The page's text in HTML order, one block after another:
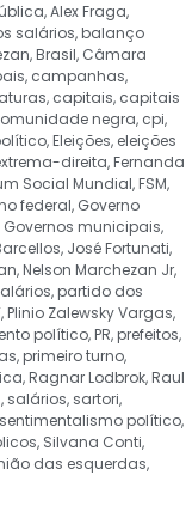
,Alex Fraga,
salários,balanço
,Brasil, Câmara
, campanhas,
, capitais, capitais
negra, cpi,
,Eleições, eleições
direita,Fernanda
Social Mundial,FSM,
federal, Governo
Governos municipais,
, José Fortunati,
,Nelson Marchezan Jr,
,partido dos
,Plinio Zalewsky Vargas,
político,PR,prefeitos,
,primeiro turno,
,Ragnar Lodbrok,Raul
, salários, sartori,
sentimentalismo político,
, Silvana Conti,
das esquerdas,